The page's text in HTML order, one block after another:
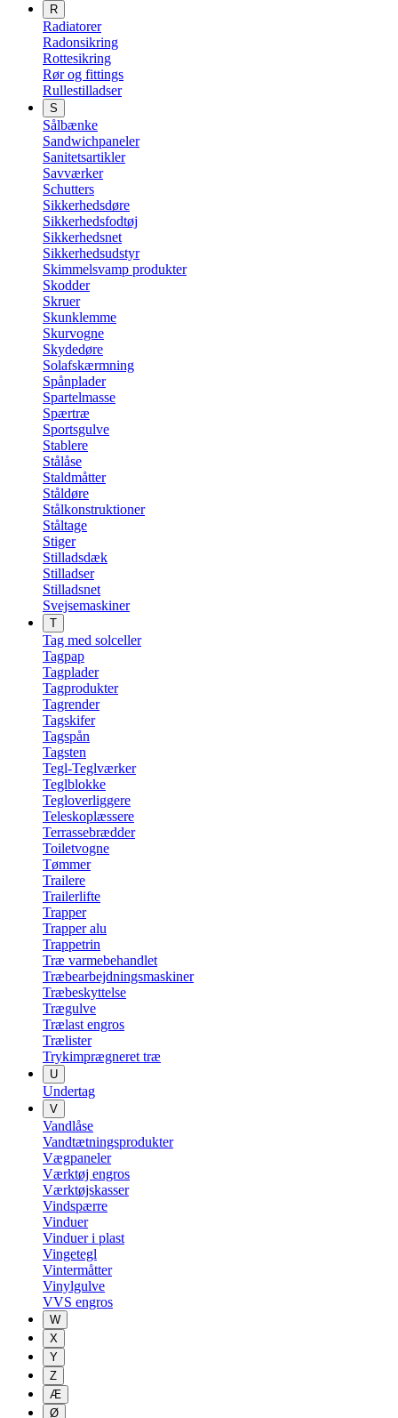
R
Radiatorer
Radonsikring
Rottesikring
Rør og fittings
Rullestilladser
S
Sålbænke
Sandwichpaneler
Sanitetsartikler
Savværker
Schutters
Sikkerhedsdøre
Sikkerhedsfodtøj
Sikkerhedsnet
Sikkerhedsudstyr
Skimmelsvamp produkter
Skodder
Skruer
Skunklemme
Skurvogne
Skydedøre
Solafskærmning
Spånplader
Spartelmasse
Spærtræ
Sportsgulve
Stablere
Stålåse
Staldmåtter
Ståldøre
Stålkonstruktioner
Ståltage
Stiger
Stilladsdæk
Stilladser
Stilladsnet
Svejsemaskiner
T
Tag med solceller
Tagpap
Tagplader
Tagprodukter
Tagrender
Tagskifer
Tagspån
Tagsten
Tegl-Teglværker
Teglblokke
Tegloverliggere
Teleskoplæssere
Terrassebrædder
Toiletvogne
Tømmer
Trailere
Trailerlifte
Trapper
Trapper alu
Trappetrin
Træ varmebehandlet
Træbearbejdningsmaskiner
Træbeskyttelse
Trægulve
Trælast engros
Trælister
Trykimprægneret træ
U
Undertag
V
Vandlåse
Vandtætningsprodukter
Vægpaneler
Værktøj engros
Værktøjskasser
Vindspærre
Vinduer
Vinduer i plast
Vingetegl
Vintermåtter
Vinylgulve
VVS engros
W
X
Y
Z
Æ
Ø